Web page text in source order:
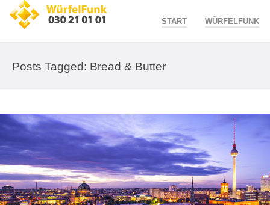
START WÜRFELFUNK
Posts Tagged: Bread & Butter